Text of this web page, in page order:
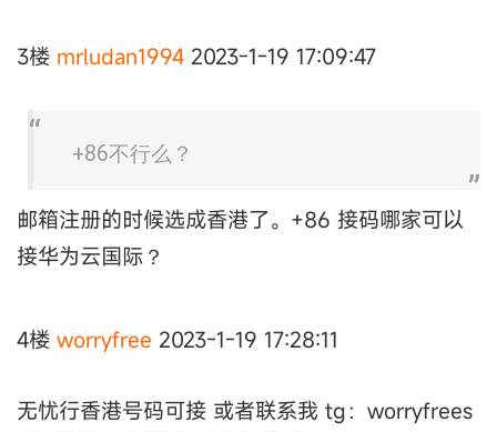
3楼 mrludan1994 2023-1-19 17:09:47
+86不行么？
邮箱注册的时候选成香港了。+86 接码哪家可以
接华为云国际？
4楼 worryfree 2023-1-19 17:28:11
无忧行香港号码可接 或者联系我 tg：worryfrees